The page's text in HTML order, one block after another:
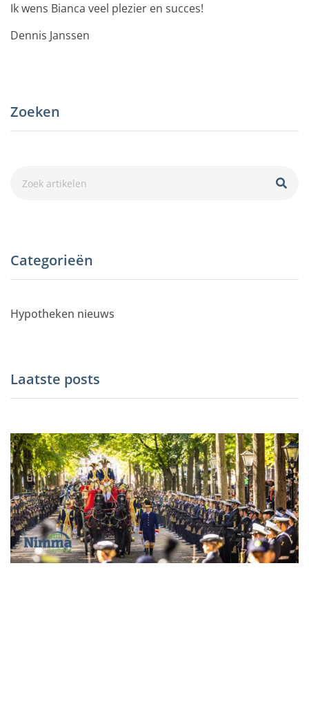
Ik wens Bianca veel plezier en succes!
Dennis Janssen
Zoeken
Categorieën
Hypotheken nieuws
Laatste posts